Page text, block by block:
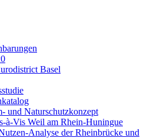
Basel
und Naturschutzkonzept
à-Vis Weil am Rhein-Huningue
Analyse der Rheinbrücke und